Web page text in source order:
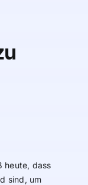
heute, dass
sind, um